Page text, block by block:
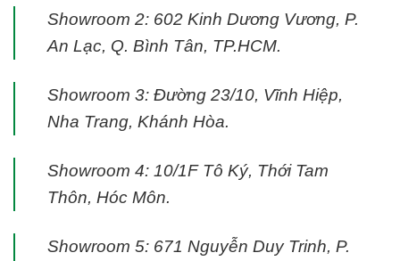
Showroom 2: 602 Kinh Dương Vương, P.
An Lạc, Q. Bình Tân, TP.HCM.
Showroom 3: Đường 23/10, Vĩnh Hiệp,
Nha Trang, Khánh Hòa.
Showroom 4: 10/1F Tô Ký, Thới Tam
Thôn, Hóc Môn.
Showroom 5: 671 Nguyễn Duy Trinh, P.